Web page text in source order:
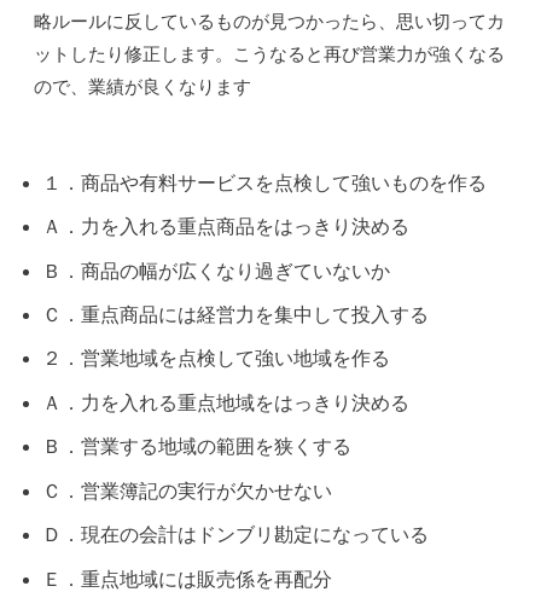
略ルールに反しているものが見つかったら、思い切ってカ
ットしたり修正します。こうなると再び営業力が強くなる
ので、業績が良くなります
１．商品や有料サービスを点検して強いものを作る
Ａ．力を入れる重点商品をはっきり決める
Ｂ．商品の幅が広くなり過ぎていないか
Ｃ．重点商品には経営力を集中して投入する
２．営業地域を点検して強い地域を作る
Ａ．力を入れる重点地域をはっきり決める
Ｂ．営業する地域の範囲を狭くする
Ｃ．営業簿記の実行が欠かせない
Ｄ．現在の会計はドンブリ勘定になっている
Ｅ．重点地域には販売係を再配分